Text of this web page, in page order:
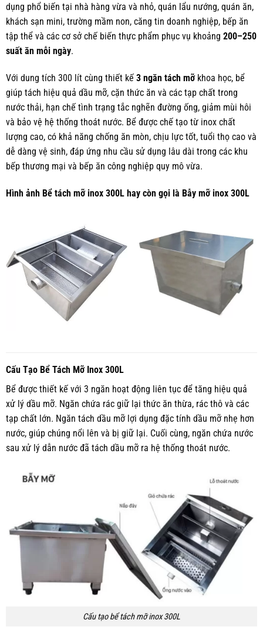
dụng phổ biến tại nhà hàng vừa và nhỏ, quán lẩu nướng, quán ăn,
khách sạn mini, trường mầm non, căng tin doanh nghiệp, bếp ăn
tập thể và các cơ sở chế biến thực phẩm phục vụ khoảng 200–250
suất ăn mỗi ngày.
Với dung tích 300 lít cùng thiết kế 3 ngăn tách mỡkhoa học, bể
giúp tách hiệu quả dầu mỡ, cặn thức ăn và các tạp chất trong
nước thải, hạn chế tình trạng tắc nghẽn đường ống, giảm mùi hôi
và bảo vệ hệ thống thoát nước. Bể được chế tạo từ inox chất
lượng cao, có khả năng chống ăn mòn, chịu lực tốt, tuổi thọ cao và
dễ dàng vệ sinh, đáp ứng nhu cầu sử dụng lâu dài trong các khu
bếp thương mại và bếp ăn công nghiệp quy mô vừa.
Hình ảnh Bể tách mỡ inox 300L hay còn gọi là Bẫy mỡ inox 300L
Cấu Tạo Bể Tách Mỡ Inox 300L
Bể được thiết kế với 3 ngăn hoạt động liên tục để tăng hiệu quả
xử lý dầu mỡ. Ngăn chứa rác giữ lại thức ăn thừa, rác thô và các
tạp chất lớn. Ngăn tách dầu mỡ lợi dụng đặc tính dầu mỡ nhẹ hơn
nước, giúp chúng nổi lên và bị giữ lại. Cuối cùng, ngăn chứa nước
sau xử lý dẫn nước đã tách dầu mỡ ra hệ thống thoát nước.
Cấu tạo bể tách mỡ inox 300L